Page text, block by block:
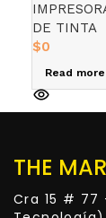
DE TINTA
$0
Read more
THE
Cra 15 # 77